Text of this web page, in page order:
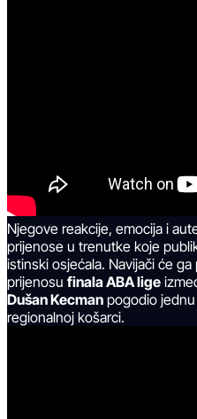
Njegove reakcije, emocija i
prijenose u trenutke koje
istinski osjećala. Navijači će
prijenosu finala ABA lige
Dušan Kecman pogodio
regionalnoj košarci.